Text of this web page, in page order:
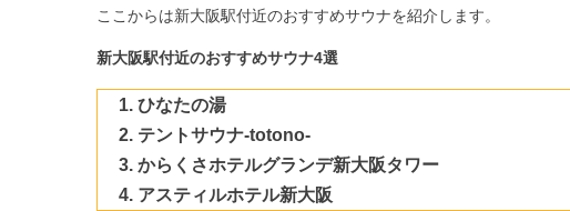
ここからは新大阪駅付近のおすすめサウナを紹介します。
新大阪駅付近のおすすめサウナ4選
ひなたの湯
テントサウナ-totono-
からくさホテルグランデ新大阪タワー
アスティルホテル新大阪